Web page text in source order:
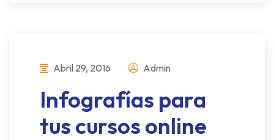
Abril 29, 2016 Admin
Infografías para
tus cursos online